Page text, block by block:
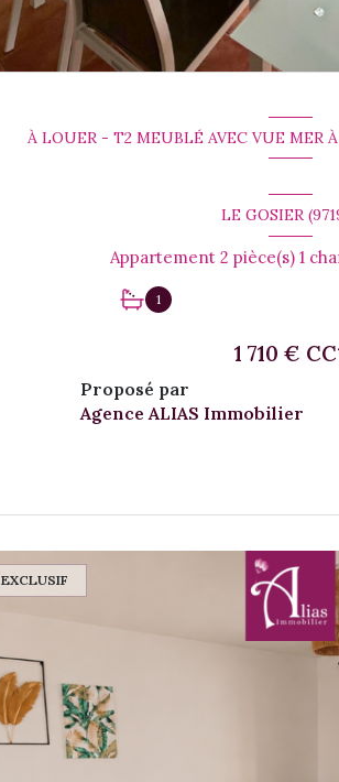
À LOUER - T2 MEUBLÉ AVEC VUE MER
LE GOSIER
1
1 710 €
Proposé par
Agence ALIAS Immobilier
EXCLUSIF